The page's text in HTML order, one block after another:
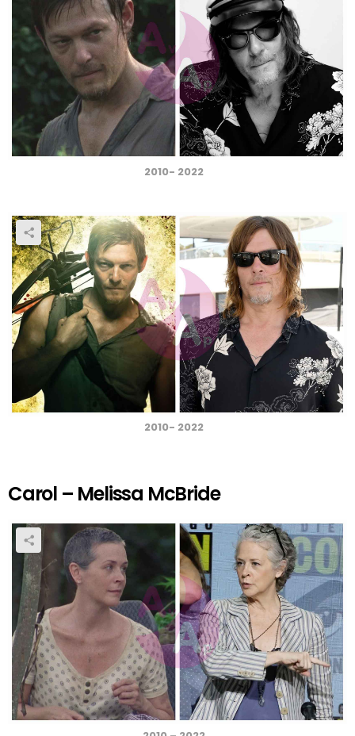
2010- 2022
2010- 2022
Carol – Melissa McBride